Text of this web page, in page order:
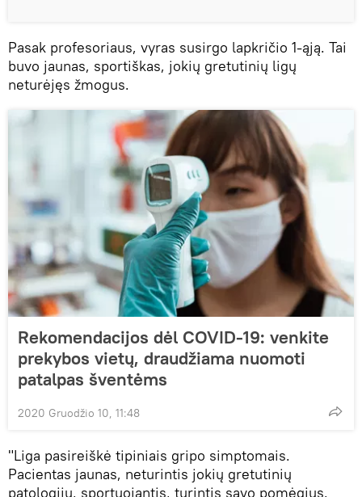
Pasak profesoriaus, vyras susirgo lapkričio 1-ąją. Tai
buvo jaunas, sportiškas, jokių gretutinių ligų
neturėjęs žmogus.
Rekomendacijos dėl COVID-19: venkite
prekybos vietų, draudžiama nuomoti
patalpas šventėms
2020 Gruodžio 10, 11:48
"Liga pasireiškė tipiniais gripo simptomais.
Pacientas jaunas, neturintis jokių gretutinių
patologijų, sportuojantis, turintis savo pomėgius.